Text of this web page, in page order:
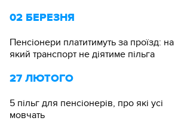
02 БЕРЕЗНЯ
Пенсіонери платитимуть за проїзд: на
який транспорт не діятиме пільга
27 ЛЮТОГО
5 пільг для пенсіонерів, про які усі
мовчать